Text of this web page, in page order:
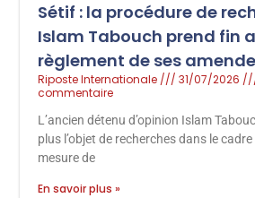
Sétif : la procédure de
Islam Tabouch prend fin
règlement de ses
Riposte Internationale 31/07/2026
commentaire
L’ancien détenu d’opinion Islam
plus l’objet de recherches dans le cadre
mesure de
En savoir plus »